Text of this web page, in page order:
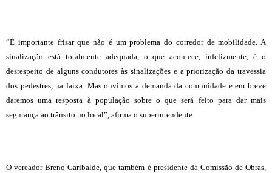
“É importante frisar que não é um problema do corredor de mobilidade. A
sinalização está totalmente adequada, o que acontece, infelizmente, é o
desrespeito de alguns condutores às sinalizações e a priorização da travessia
dos pedestres, na faixa. Mas ouvimos a demanda da comunidade e em breve
daremos uma resposta à população sobre o que será feito para dar mais
segurança ao trânsito no local”, afirma o superintendente.
O vereador Breno Garibalde, que também é presidente da Comissão de Obras,